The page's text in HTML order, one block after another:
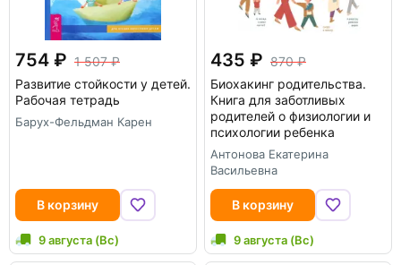
754
1 507
Развитие стойкости у детей.
Рабочая тетрадь
Барух-Фельдман Карен
В корзину
9 августа (Вс)
435
870
Биохакинг родительства.
Книга для заботливых
родителей о физиологии и
психологии ребенка
Антонова Екатерина
Васильевна
В корзину
9 августа (Вс)